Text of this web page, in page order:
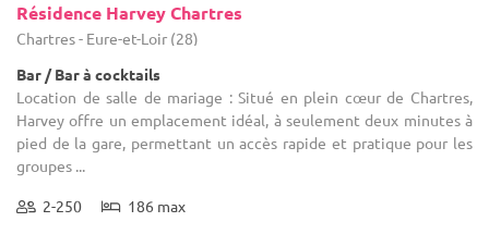
Résidence Harvey Chartres
Chartres - Eure-et-Loir (28)
Bar / Bar à cocktails
Location de salle de mariage : Situé en plein cœur de Chartres,
Harvey offre un emplacement idéal, à seulement deux minutes à
pied de la gare, permettant un accès rapide et pratique pour les
groupes ...
2-250 186 max